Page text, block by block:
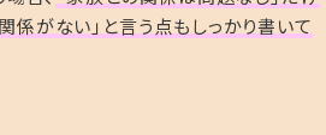
係がない 」と言う点もしっかり書いて